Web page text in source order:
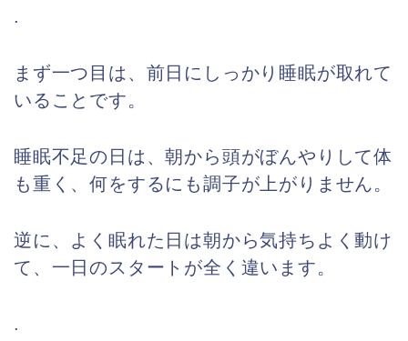
.
まず一つ目は、前日にしっかり睡眠が取れて
いることです。
睡眠不足の日は、朝から頭がぼんやりして体
も重く、何をするにも調子が上がりません。
逆に、よく眠れた日は朝から気持ちよく動け
て、一日のスタートが全く違います。
.